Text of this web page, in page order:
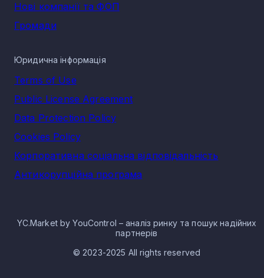
Нові компанії та ФОП
Громади
Юридична інформація
Terms of Use
Public License Agreement
Data Protection Policy
Cookies Policy
Корпоративна соціальна відповідальність
Антикорупційна програма
YC.Market by YouControl – аналіз ринку та пошук надійних
партнерів
© 2023-2025 All rights reserved